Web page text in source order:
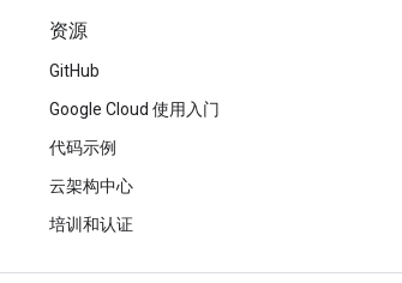
资源
GitHub
Google Cloud 使用入门
代码示例
云架构中心
培训和认证